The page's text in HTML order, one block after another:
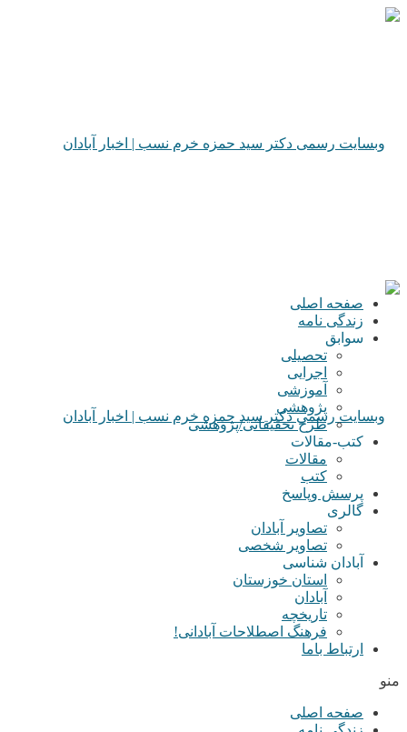
صفحه اصلی
زندگی نامه
سوابق
تحصیلی
اجرایی
آموزشی
پژوهشی
طرح تحقیقاتی/پژوهشی
کتب-مقالات
مقالات
کتب
پرسش وپاسخ
گالری
تصاویر آبادان
تصاویر شخصی
آبادان شناسی
استان خوزستان
آبادان
تاریخچه
فرهنگ اصطلاحات آبادانی!
ارتباط باما
منو
صفحه اصلی